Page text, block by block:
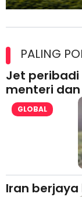
lesen separuh
PALING
Jet
menteri
GLOBAL
Iran berjaya